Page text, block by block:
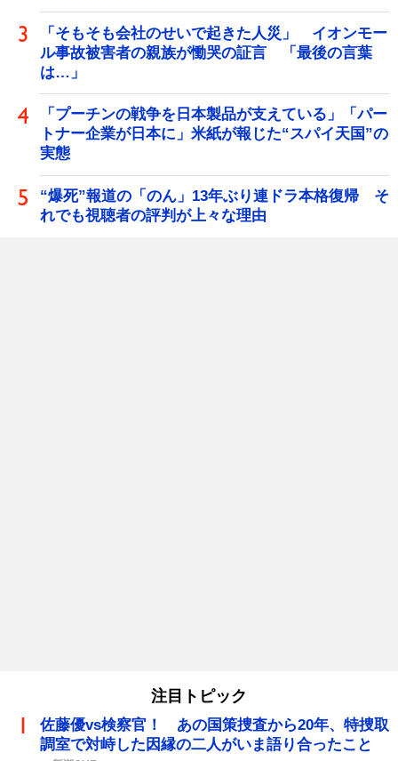
「そもそも会社のせいで起きた人災」 イオンモー
ル事故被害者の親族が慟哭の証言 「最後の言葉
は…」
「プーチンの戦争を日本製品が支えている」「パー
トナー企業が日本に」米紙が報じた“スパイ天国”の
実態
“爆死”報道の「のん」13年ぶり連ドラ本格復帰 そ
れでも視聴者の評判が上々な理由
注目トピック
佐藤優vs検察官！ あの国策捜査から20年、特捜取
調室で対峙した因縁の二人がいま語り合ったこと